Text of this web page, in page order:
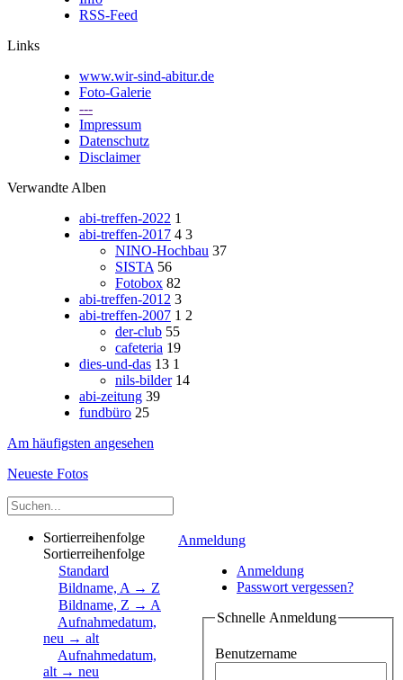
RSS-Feed
Links
www.wir-sind-abitur.de
Foto-Galerie
---
Impressum
Datenschutz
Disclaimer
Verwandte Alben
abi-treffen-2022 1
abi-treffen-2017 4 3
NINO-Hochbau 37
SISTA 56
Fotobox 82
abi-treffen-2012 3
abi-treffen-2007 1 2
der-club 55
cafeteria 19
dies-und-das 13 1
nils-bilder 14
abi-zeitung 39
fundbüro 25
Am häufigsten angesehen
Neueste Fotos
Anmeldung
Anmeldung
Passwort vergessen?
Schnelle Anmeldung
Benutzername
Sortierreihenfolge
Sortierreihenfolge
Standard
Bildname, A → Z
Bildname, Z → A
Aufnahmedatum,
neu → alt
Aufnahmedatum,
alt → neu